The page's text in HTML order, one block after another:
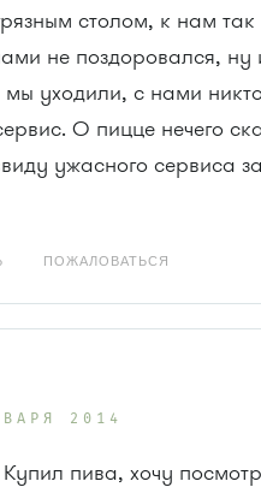
столом, к нам так
не поздоровался, ну
мы уходили, с нами
О пицце нечего
ужасного сервиса
ПОЖАЛОВАТЬСЯ
2014
пива, хочу